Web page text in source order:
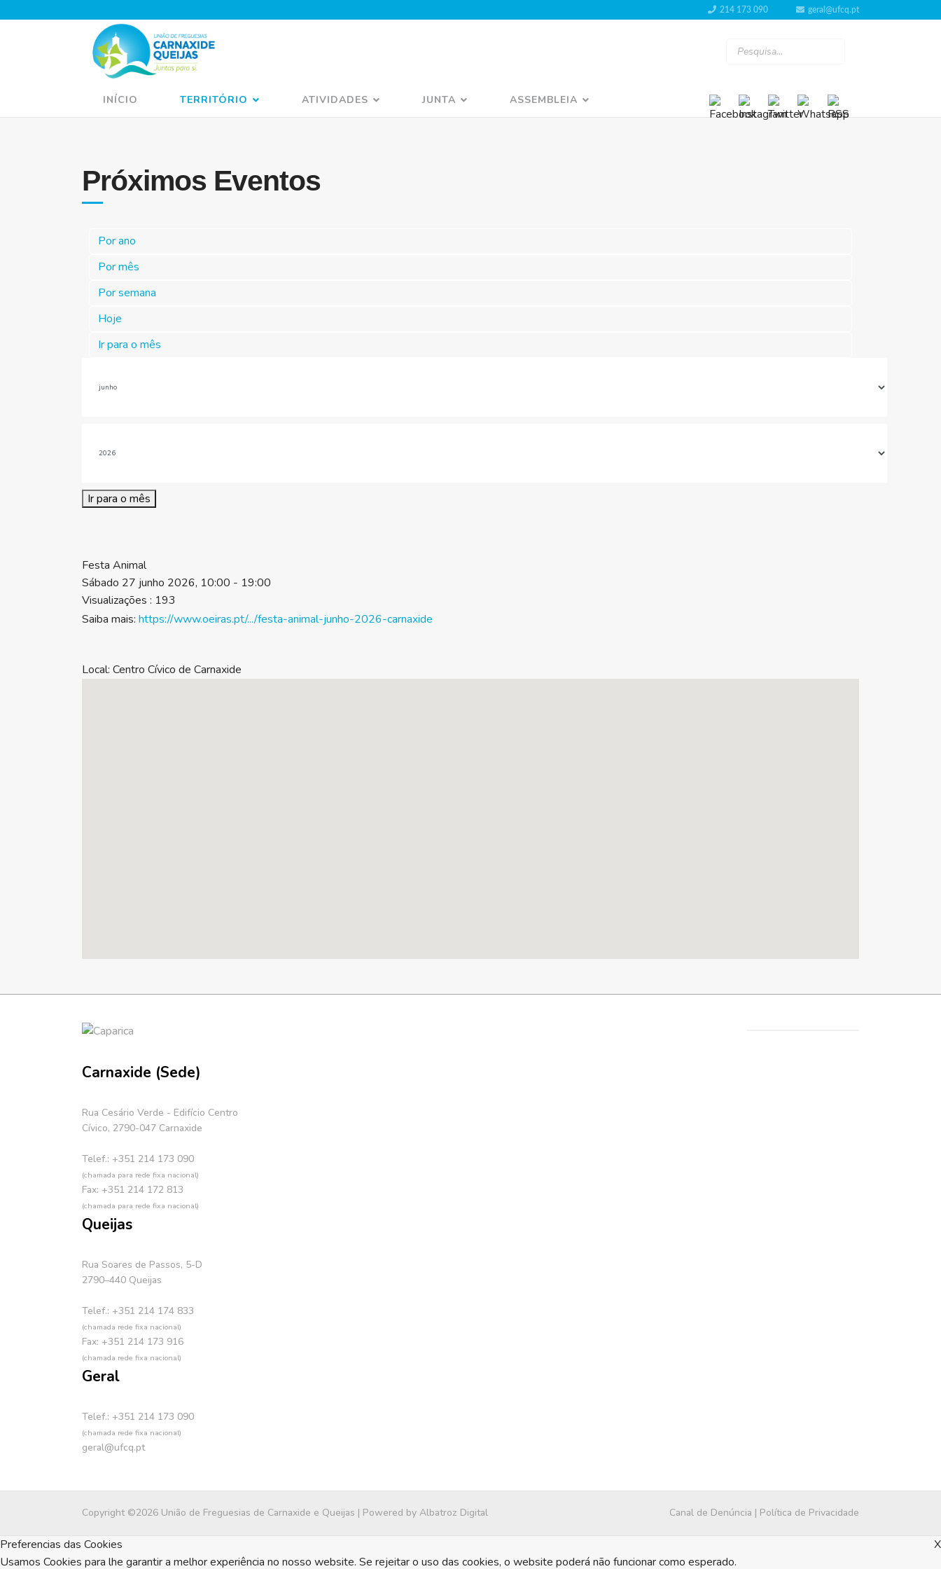
214 173 090 geral@ufcq.pt
INÍCIO TERRITÓRIO ATIVIDADES JUNTA ASSEMBLEIA
Próximos Eventos
Por ano
Por mês
Por semana
Hoje
Ir para o mês
Ir para o mês
Festa Animal
Sábado 27 junho 2026, 10:00 - 19:00
Visualizações : 193
Saiba mais: https://www.oeiras.pt/.../festa-animal-junho-2026-carnaxide
Local: Centro Cívico de Carnaxide
Carnaxide (Sede)
Rua Cesário Verde - Edifício Centro
Cívico, 2790-047 Carnaxide
Telef.: +351 214 173 090
(chamada para rede fixa nacional)
Fax: +351 214 172 813
(chamada para rede fixa nacional)
Queijas
Rua Soares de Passos, 5-D
2790–440 Queijas
Telef.: +351 214 174 833
(chamada rede fixa nacional)
Fax: +351 214 173 916
(chamada rede fixa nacional)
Geral
Telef.: +351 214 173 090
(chamada rede fixa nacional)
geral@ufcq.pt
Copyright ©2026 União de Freguesias de Carnaxide e Queijas | Powered by Albatroz Digital Canal de Denúncia | Política de Privacidade
X
Preferencias das Cookies
Usamos Cookies para lhe garantir a melhor experiência no nosso website. Se rejeitar o uso das cookies, o website poderá não funcionar como esperado.